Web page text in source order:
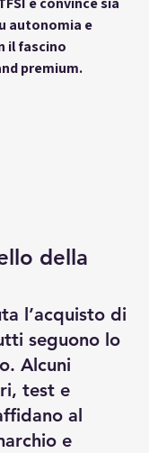
autonomia e
il fascino
premium.
della
l’acquisto di
seguono lo
Alcuni
test e
al
e